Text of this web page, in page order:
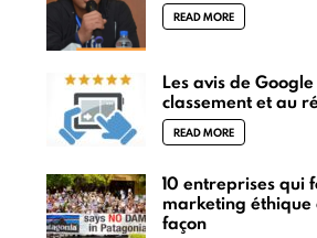
READ MORE
Les avis de
classement et au
READ MORE
10 entreprises qui
marketing éthique
façon